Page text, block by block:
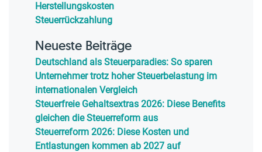
Herstellungskosten
Steuerrückzahlung
Neueste Beiträge
Deutschland als Steuerparadies: So sparen
Unternehmer trotz hoher Steuerbelastung im
internationalen Vergleich
Steuerfreie Gehaltsextras 2026: Diese Benefits
gleichen die Steuerreform aus
Steuerreform 2026: Diese Kosten und
Entlastungen kommen ab 2027 auf